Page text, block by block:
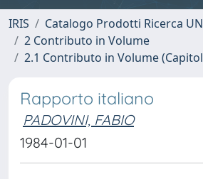
IRIS
Catalogo Prodotti Ricerca
2 Contributo in Volume
2.1 Contributo in Volume
Rapporto italiano
PADOVINI, FABIO
1984-01-01